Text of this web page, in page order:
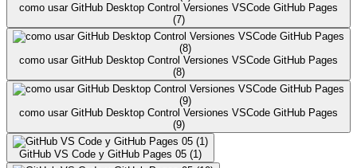
como usar GitHub Desktop Control Versiones VSCode GitHub Pages
(7)
como usar GitHub Desktop Control Versiones VSCode GitHub Pages
(8)
como usar GitHub Desktop Control Versiones VSCode GitHub Pages
(9)
GitHub VS Code y GitHub Pages 05 (1)